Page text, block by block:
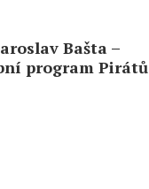
Bašta –
program Pirátů